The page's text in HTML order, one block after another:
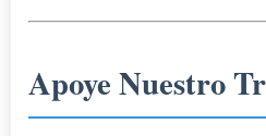
Apoye Nuestro